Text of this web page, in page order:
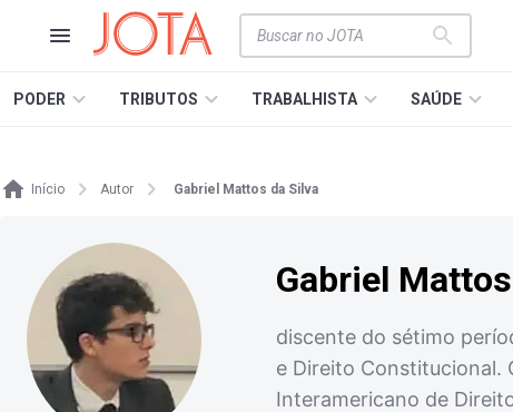
PODER TRIBUTOS TRABALHISTA SAÚDE
Início Autor Gabriel Mattos da Silva
Gabriel
discente do sétimo
e Direito Constitucional.
Interamericano de